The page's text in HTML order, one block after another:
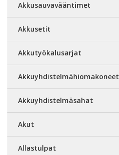
Akkusauvavääntimet
Akkusetit
Akkutyökalusarjat
Akkuyhdistelmähiomakoneet
Akkuyhdistelmäsahat
Akut
Allastulpat